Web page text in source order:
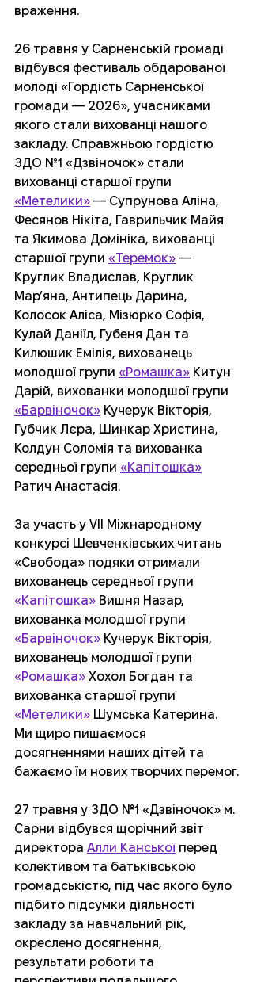
враження.
26 травня у Сарненській громаді
відбувся фестиваль обдарованої
молоді «Гордість Сарненської
громади — 2026», учасниками
якого стали вихованці нашого
закладу. Справжньою гордістю
ЗДО №1 «Дзвіночок» стали
вихованці старшої групи
«Метелики» — Супрунова Аліна,
Фесянов Нікіта, Гаврильчик Майя
та Якимова Домініка, вихованці
старшої групи «Теремок» —
Круглик Владислав, Круглик
Мар’яна, Антипець Дарина,
Колосок Аліса, Мізюрко Софія,
Кулай Даніїл, Губеня Дан та
Килюшик Емілія, вихованець
молодшої групи «Ромашка» Китун
Дарій, вихованки молодшої групи
«Барвіночок» Кучерук Вікторія,
Губчик Лєра, Шинкар Христина,
Колдун Соломія та вихованка
середньої групи «Капітошка»
Ратич Анастасія.
За участь у VII Міжнародному
конкурсі Шевченківських читань
«Свобода» подяки отримали
вихованець середньої групи
«Капітошка» Вишня Назар,
вихованка молодшої групи
«Барвіночок» Кучерук Вікторія,
вихованець молодшої групи
«Ромашка» Хохол Богдан та
вихованка старшої групи
«Метелики» Шумська Катерина.
Ми щиро пишаємося
досягненнями наших дітей та
бажаємо їм нових творчих перемог.
27 травня у ЗДО №1 «Дзвіночок» м.
Сарни відбувся щорічний звіт
директора Алли Канської перед
колективом та батьківською
громадськістю, під час якого було
підбито підсумки діяльності
закладу за навчальний рік,
окреслено досягнення,
результати роботи та